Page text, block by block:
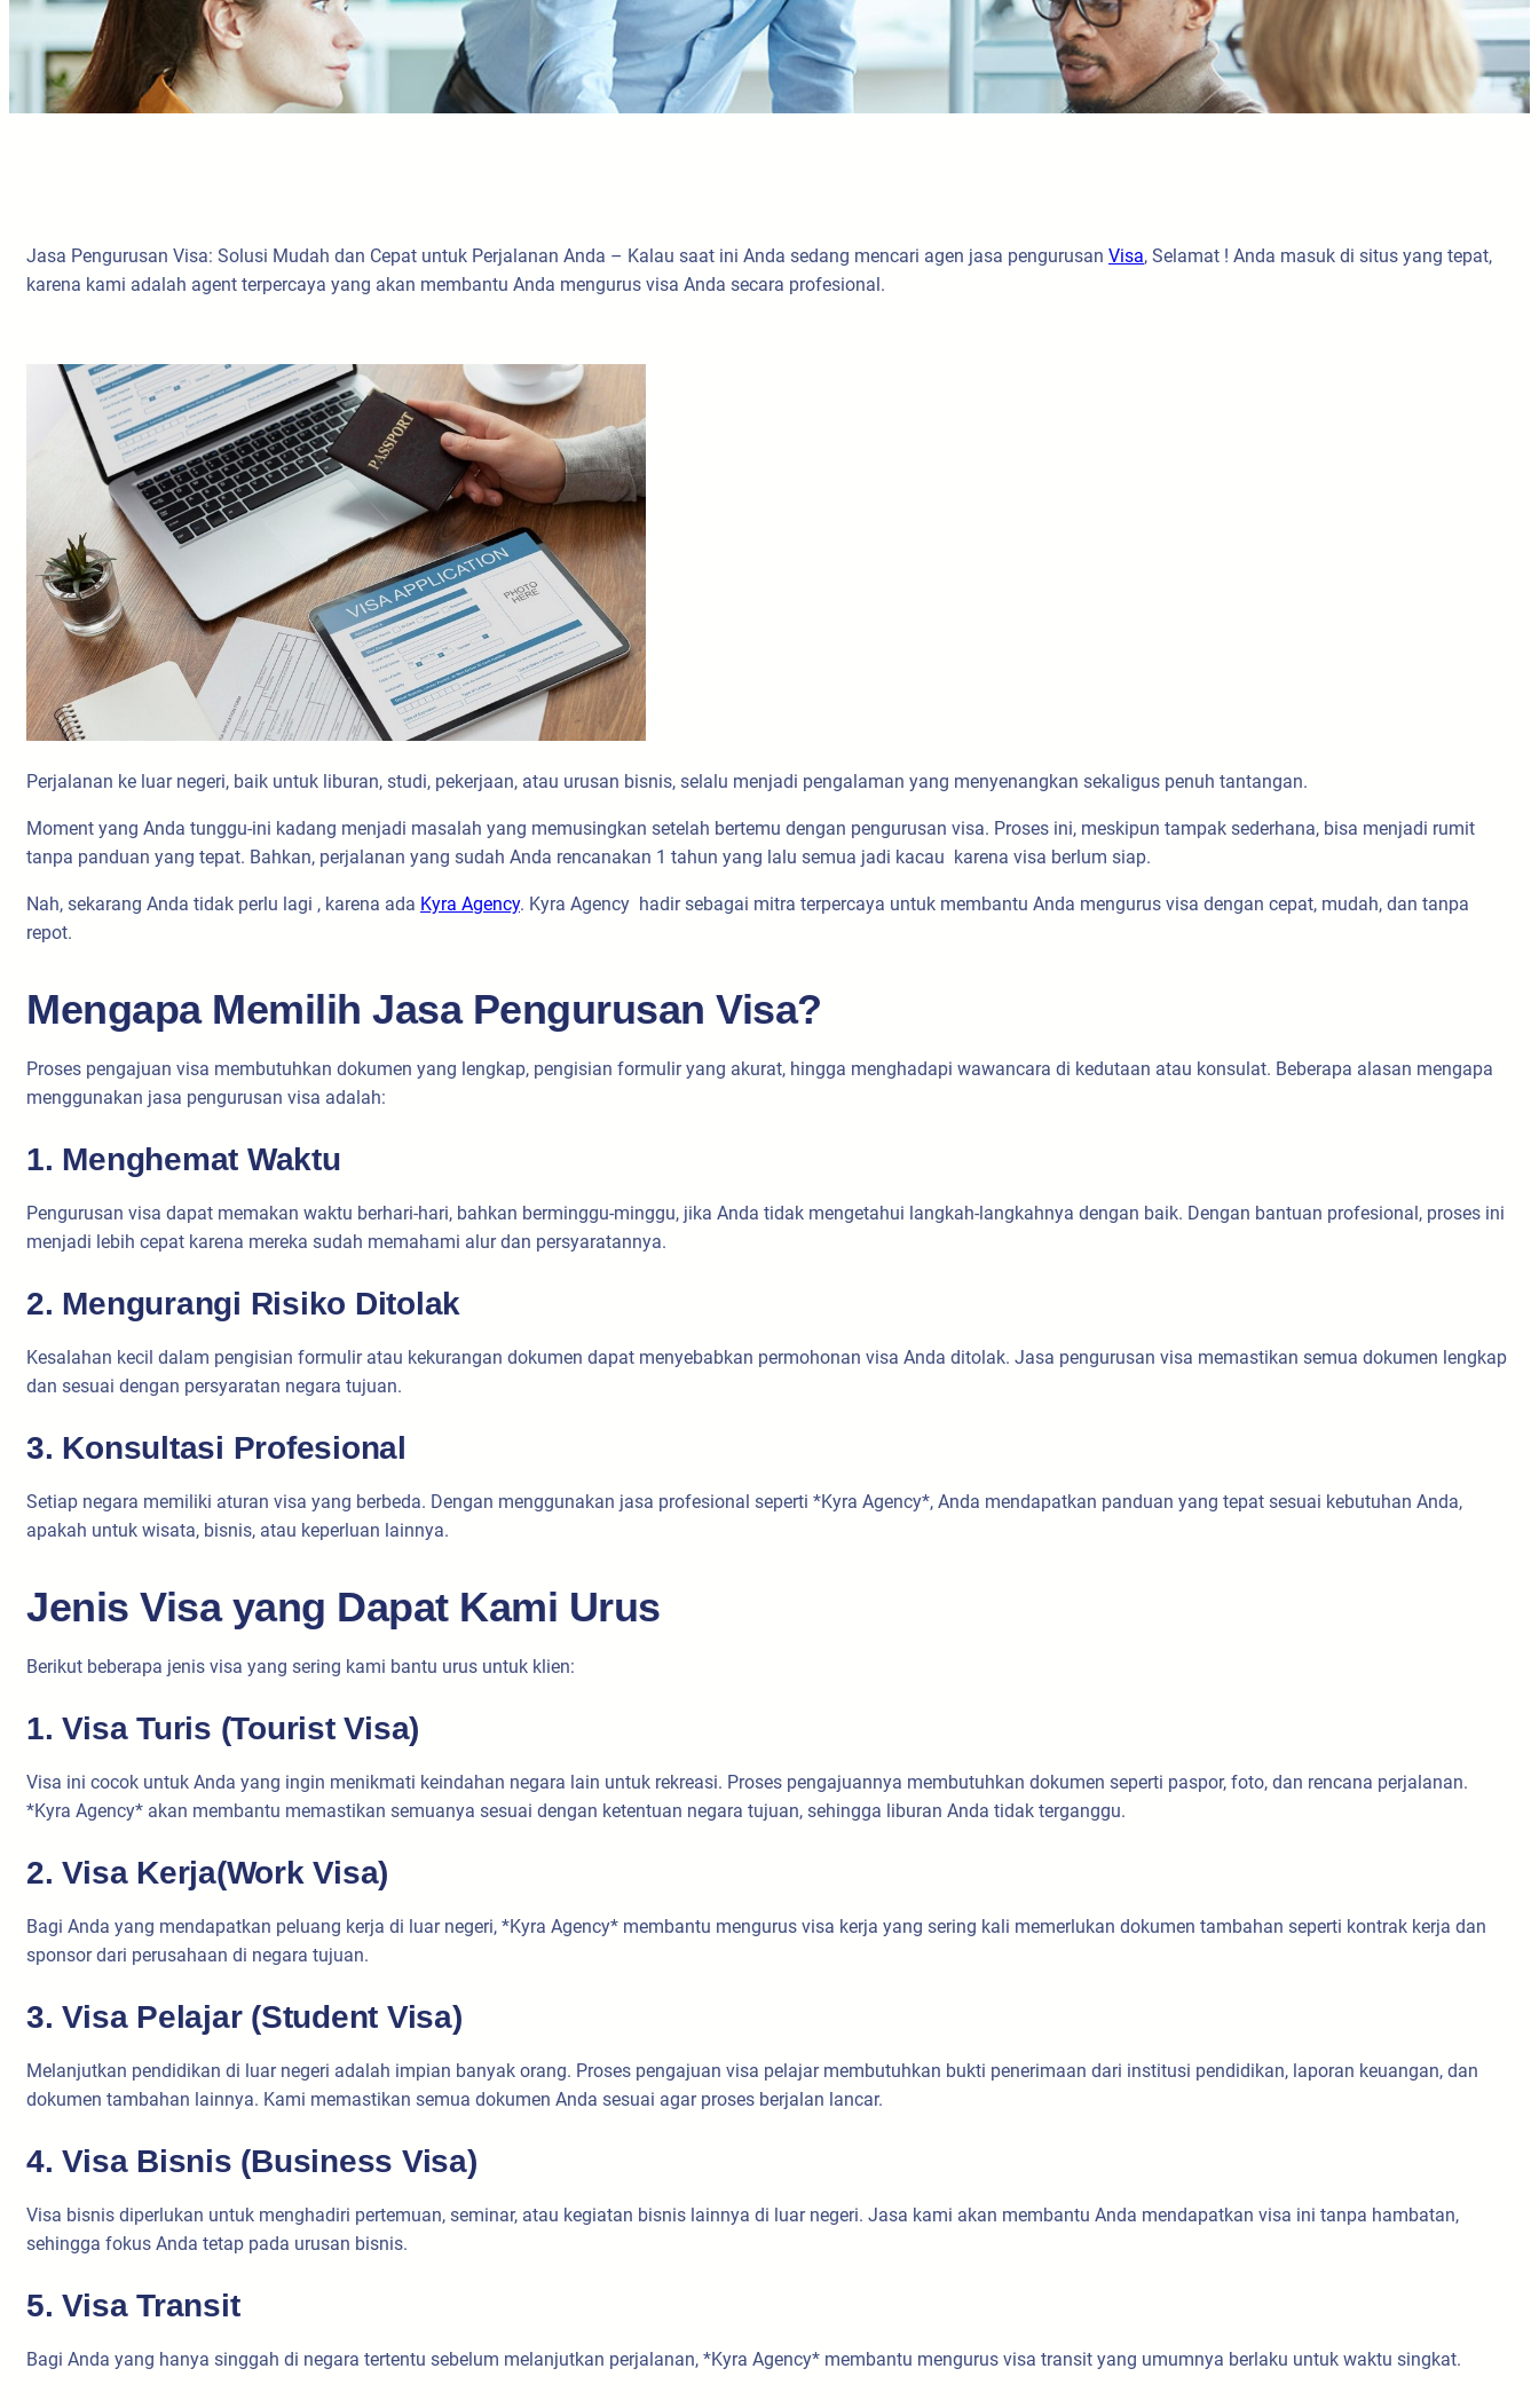
Jasa Pengurusan Visa: Solusi Mudah dan Cepat untuk Perjalanan Anda – Kalau saat ini Anda sedang mencari agen jasa pengurusan Visa, Selamat ! Anda masuk di situs yang tepat,
karena kami adalah agent terpercaya yang akan membantu Anda mengurus visa Anda secara profesional.
Perjalanan ke luar negeri, baik untuk liburan, studi, pekerjaan, atau urusan bisnis, selalu menjadi pengalaman yang menyenangkan sekaligus penuh tantangan.
Moment yang Anda tunggu-ini kadang menjadi masalah yang memusingkan setelah bertemu dengan pengurusan visa. Proses ini, meskipun tampak sederhana, bisa menjadi rumit
tanpa panduan yang tepat. Bahkan, perjalanan yang sudah Anda rencanakan 1 tahun yang lalu semua jadi kacau karena visa berlum siap.
Nah, sekarang Anda tidak perlu lagi , karena ada Kyra Agency. Kyra Agency hadir sebagai mitra terpercaya untuk membantu Anda mengurus visa dengan cepat, mudah, dan tanpa
repot.
Mengapa Memilih Jasa Pengurusan Visa?
Proses pengajuan visa membutuhkan dokumen yang lengkap, pengisian formulir yang akurat, hingga menghadapi wawancara di kedutaan atau konsulat. Beberapa alasan mengapa
menggunakan jasa pengurusan visa adalah:
1. Menghemat Waktu
Pengurusan visa dapat memakan waktu berhari-hari, bahkan berminggu-minggu, jika Anda tidak mengetahui langkah-langkahnya dengan baik. Dengan bantuan profesional, proses ini
menjadi lebih cepat karena mereka sudah memahami alur dan persyaratannya.
2. Mengurangi Risiko Ditolak
Kesalahan kecil dalam pengisian formulir atau kekurangan dokumen dapat menyebabkan permohonan visa Anda ditolak. Jasa pengurusan visa memastikan semua dokumen lengkap
dan sesuai dengan persyaratan negara tujuan.
3. Konsultasi Profesional
Setiap negara memiliki aturan visa yang berbeda. Dengan menggunakan jasa profesional seperti *Kyra Agency*, Anda mendapatkan panduan yang tepat sesuai kebutuhan Anda,
apakah untuk wisata, bisnis, atau keperluan lainnya.
Jenis Visa yang Dapat Kami Urus
Berikut beberapa jenis visa yang sering kami bantu urus untuk klien:
1. Visa Turis (Tourist Visa)
Visa ini cocok untuk Anda yang ingin menikmati keindahan negara lain untuk rekreasi. Proses pengajuannya membutuhkan dokumen seperti paspor, foto, dan rencana perjalanan.
*Kyra Agency* akan membantu memastikan semuanya sesuai dengan ketentuan negara tujuan, sehingga liburan Anda tidak terganggu.
2. Visa Kerja(Work Visa)
Bagi Anda yang mendapatkan peluang kerja di luar negeri, *Kyra Agency* membantu mengurus visa kerja yang sering kali memerlukan dokumen tambahan seperti kontrak kerja dan
sponsor dari perusahaan di negara tujuan.
3. Visa Pelajar (Student Visa)
Melanjutkan pendidikan di luar negeri adalah impian banyak orang. Proses pengajuan visa pelajar membutuhkan bukti penerimaan dari institusi pendidikan, laporan keuangan, dan
dokumen tambahan lainnya. Kami memastikan semua dokumen Anda sesuai agar proses berjalan lancar.
4. Visa Bisnis (Business Visa)
Visa bisnis diperlukan untuk menghadiri pertemuan, seminar, atau kegiatan bisnis lainnya di luar negeri. Jasa kami akan membantu Anda mendapatkan visa ini tanpa hambatan,
sehingga fokus Anda tetap pada urusan bisnis.
5. Visa Transit
Bagi Anda yang hanya singgah di negara tertentu sebelum melanjutkan perjalanan, *Kyra Agency* membantu mengurus visa transit yang umumnya berlaku untuk waktu singkat.